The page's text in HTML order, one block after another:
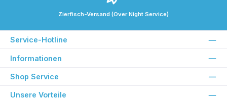
Zierfisch-Versand (Over Night Service)
Service-Hotline
Informationen
Shop Service
Unsere Vorteile